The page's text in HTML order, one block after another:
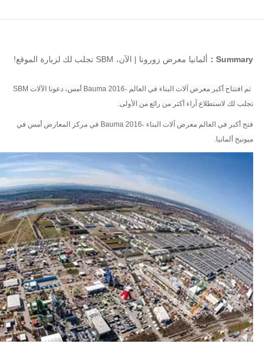
Summary： ألمانيا معرض زورونا | الآن، SBM تجلب لك لزيارة الموقع!
تم افتتاح أكبر معرض آلات البناء في العالم -Bauma 2016 أمس، دعونا الآلات SBM
تجلب لك لاستطلاع آراء أكثر من رائع من الأولى.
فتح أكبر في العالم معرض آلات البناء -Bauma 2016 في مركز المعارض أمس في
ميونيخ ألمانيا.